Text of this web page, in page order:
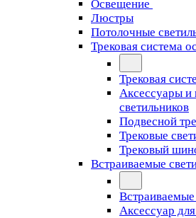
Освещение
Люстры
Потолочные
Трековая система
Трековая
Аксессуары и
светильников
Подвесной
Трековые
Трековый
Встраиваемые
Встраиваемые
Аксессуар